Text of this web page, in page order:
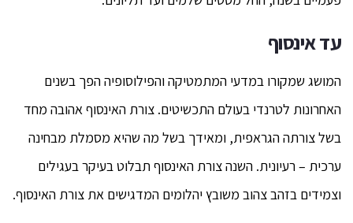
עד אינסוף
המושג שמקורו במדעי המתמטיקה והפילוסופיה הפך בשנים
האחרונות לטרנדי בעולם התכשיטים. צורת האינסוף אהובה מחד
בשל צורתה הגראפית, ומאידך בשל מה שהיא מסמלת מבחינה
ערכית – רעיונית. השנה צורת האינסוף תבלוט בעיקר בעגילים
וצמידים בזהב צהוב משובץ יהלומים המדגישים את צורת האינסוף.